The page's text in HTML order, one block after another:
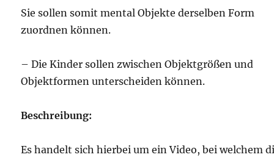
Sie sollen somit mental Objekte derselben Form
zuordnen können.
– Die Kinder sollen zwischen Objektgrößen und
Objektformen unterscheiden können.
Beschreibung:
Es handelt sich hierbei um ein Video, bei welchem